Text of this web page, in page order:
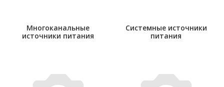
Многоканальные
источники питания
Системные источники
питания